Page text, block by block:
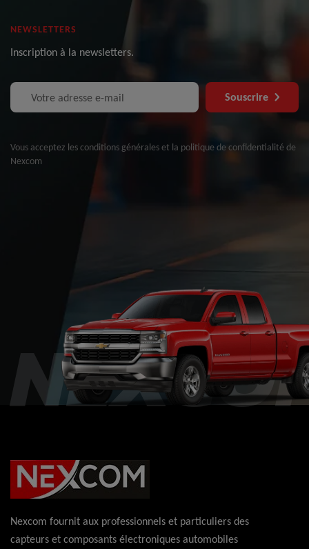
NEWSLETTERS
Inscription à la newsletters.
Souscrire
Vous acceptez les conditions générales et la politique de confidentialité de
Nexcom
Nexcom fournit aux professionnels et particuliers des
capteurs et composants électroniques automobiles